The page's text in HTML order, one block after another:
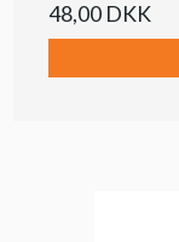
48,00 DKK